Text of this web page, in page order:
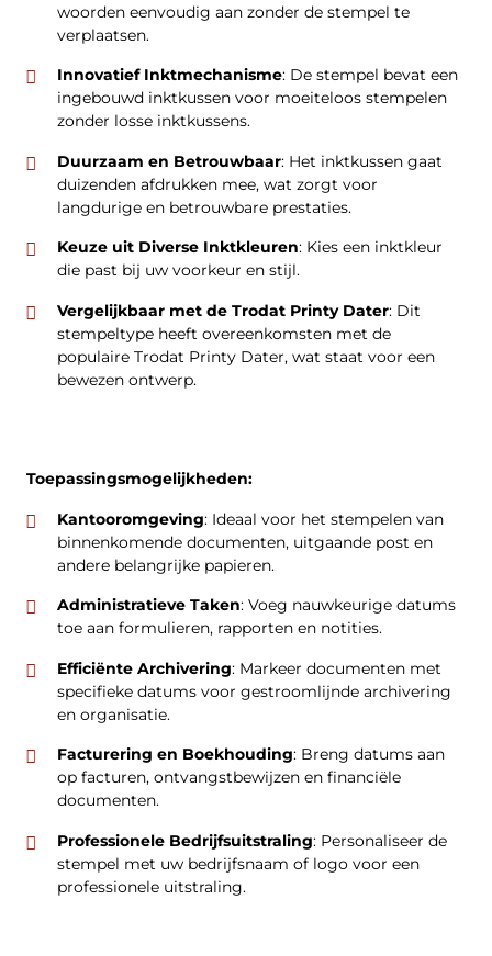
woorden eenvoudig aan zonder de stempel te
verplaatsen.
Innovatief Inktmechanisme: De stempel bevat een
ingebouwd inktkussen voor moeiteloos stempelen
zonder losse inktkussens.
Duurzaam en Betrouwbaar: Het inktkussen gaat
duizenden afdrukken mee, wat zorgt voor
langdurige en betrouwbare prestaties.
Keuze uit Diverse Inktkleuren: Kies een inktkleur
die past bij uw voorkeur en stijl.
Vergelijkbaar met de Trodat Printy Dater: Dit
stempeltype heeft overeenkomsten met de
populaire Trodat Printy Dater, wat staat voor een
bewezen ontwerp.
Toepassingsmogelijkheden:
Kantooromgeving: Ideaal voor het stempelen van
binnenkomende documenten, uitgaande post en
andere belangrijke papieren.
Administratieve Taken: Voeg nauwkeurige datums
toe aan formulieren, rapporten en notities.
Efficiënte Archivering: Markeer documenten met
specifieke datums voor gestroomlijnde archivering
en organisatie.
Facturering en Boekhouding: Breng datums aan
op facturen, ontvangstbewijzen en financiële
documenten.
Professionele Bedrijfsuitstraling: Personaliseer de
stempel met uw bedrijfsnaam of logo voor een
professionele uitstraling.